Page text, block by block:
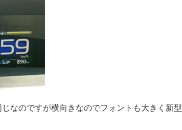
なのですが横向きなのでフォントも大きく新型